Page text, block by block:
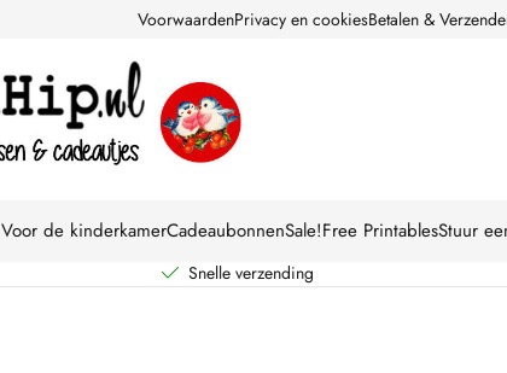
VoorwaardenPrivacy en cookiesBetalen &
Voor de kinderkamerCadeaubonnenSale!Free PrintablesStuur
Snelle verzending